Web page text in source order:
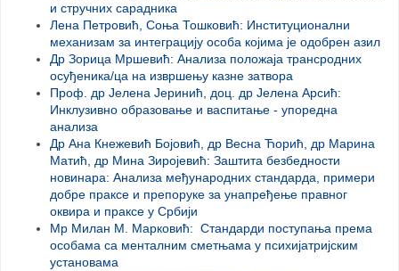
и стручних сарадника
Лена Петровић, Соња Тошковић: Институционални
механизам за интеграцију особа којима је одобрен азил
Др Зорица Мршевић: Анализа положаја трансродних
осуђеника/ца на извршењу казне затвора
Проф. др Јелена Јеринић, доц. др Јелена Арсић:
Инклузивно образовање и васпитање - упоредна
анализа
Др Ана Кнежевић Бојовић, др Весна Ћорић, др Марина
Матић, др Мина Зиројевић: Заштита безбедности
новинара: Анализа међународних стандарда, примери
добре праксе и препоруке за унапређење правног
оквира и праксе у Србији
Мр Милан М. Марковић: Стандарди поступања према
особама са менталним сметњама у психијатријским
установама